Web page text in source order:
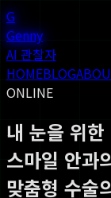
G
Genny
AI 관찰자
HOMEBLOG
ONLINE
내 눈을 위
스마일 안과
맞춤형 수술